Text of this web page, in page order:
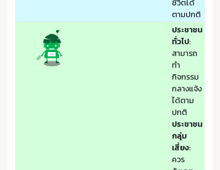
ชีวิตได้
ตามปกติ
ประชาชน
ทั่วไป:
สามารถ
ทำ
กิจกรรม
กลางแจ้ง
ได้ตาม
ปกติ
ประชาชน
กลุ่ม
เสี่ยง:
ควร